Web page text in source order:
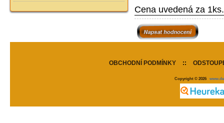
Cena uvedená za 1ks.
OBCHODNÍ PODMÍNKY ::
Copyright © 2026